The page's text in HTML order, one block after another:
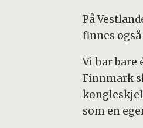
På
finnes
Vi har bare
Finnmark
som en